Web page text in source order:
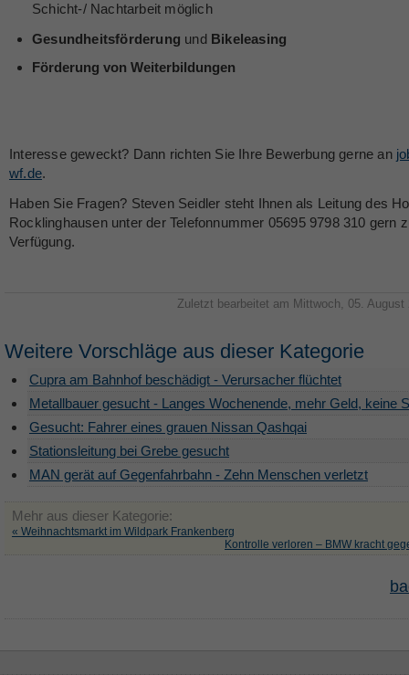
Schicht-/ Nachtarbeit möglich
Gesundheitsförderung und Bikeleasing
Förderung von Weiterbildungen
Interesse geweckt? Dann richten Sie Ihre Bewerbung gerne an
wf.de.
Haben Sie Fragen? Steven Seidler steht Ihnen als Leitung des
Rocklinghausen unter der Telefonnummer 05695 9798 310 gern
Verfügung.
Zuletzt bearbeitet am Mittwoch, 05. August
Weitere Vorschläge aus dieser Kategorie
Cupra am Bahnhof beschädigt - Verursacher flüchtet
Metallbauer gesucht - Langes Wochenende, mehr Geld, keine
Gesucht: Fahrer eines grauen Nissan Qashqai
Stationsleitung bei Grebe gesucht
MAN gerät auf Gegenfahrbahn - Zehn Menschen verletzt
Mehr aus dieser Kategorie:
« Weihnachtsmarkt im Wildpark Frankenberg
Kontrolle verloren – BMW kracht